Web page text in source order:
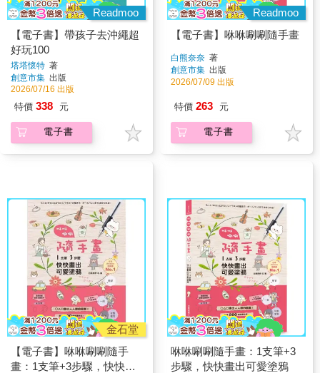
Readmoo
【電子書】帶孩子去沖繩超
好玩100
塔塔懷特 著
創意市集 出版
2026/07/16 出版
特價 338 元
電子書
Readmoo
【電子書】咻咻唰唰隨手畫
白熊奈奈 著
創意市集 出版
2026/07/09 出版
特價 263 元
電子書
金石堂
【電子書】咻咻唰唰隨手
畫：1支筆+3步驟，快快畫
咻咻唰唰隨手畫：1支筆+3
步驟，快快畫出可愛塗鴉